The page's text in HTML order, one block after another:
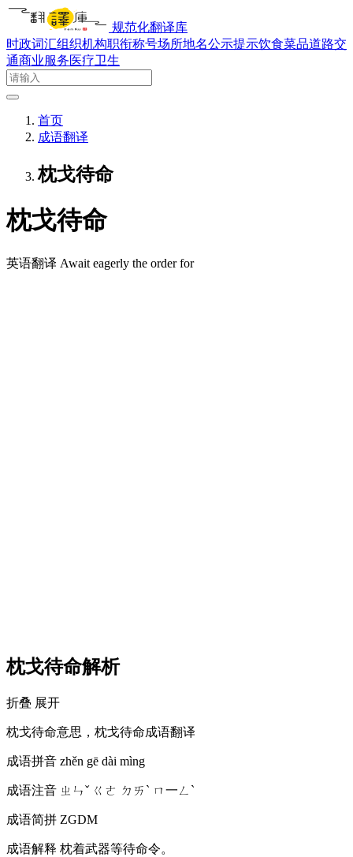
规范化翻译库
时政词汇组织机构职衔称号场所地名公示提示饮食菜品道路交
通商业服务医疗卫生
首页
成语翻译
枕戈待命
枕戈待命
英语翻译 Await eagerly the order for
枕戈待命解析
折叠 展开
枕戈待命意思，枕戈待命成语翻译
成语拼音 zhěn gē dài mìng
成语注音 ㄓㄣˇ ㄍㄜ ㄉㄞˋ ㄇ一ㄥˋ
成语简拼 ZGDM
成语解释 枕着武器等待命令。